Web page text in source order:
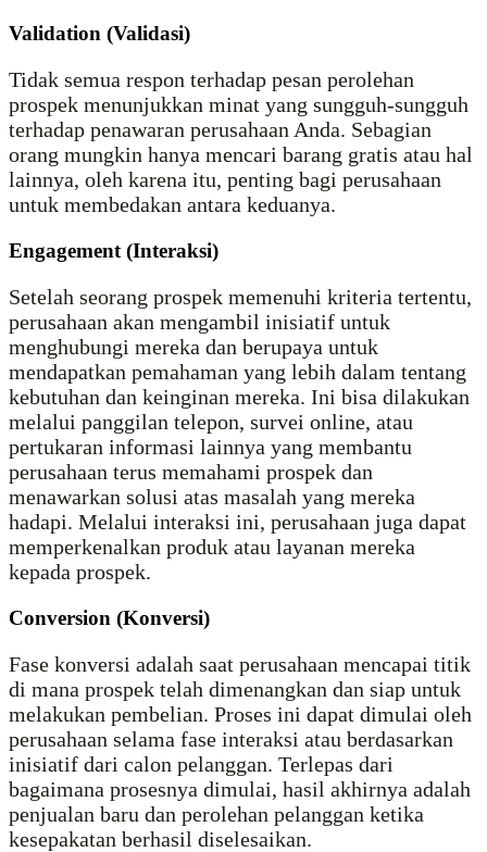
Validation (Validasi)
Tidak semua respon terhadap pesan perolehan
prospek menunjukkan minat yang sungguh-sungguh
terhadap penawaran perusahaan Anda. Sebagian
orang mungkin hanya mencari barang gratis atau hal
lainnya, oleh karena itu, penting bagi perusahaan
untuk membedakan antara keduanya.
Engagement (Interaksi)
Setelah seorang prospek memenuhi kriteria tertentu,
perusahaan akan mengambil inisiatif untuk
menghubungi mereka dan berupaya untuk
mendapatkan pemahaman yang lebih dalam tentang
kebutuhan dan keinginan mereka. Ini bisa dilakukan
melalui panggilan telepon, survei online, atau
pertukaran informasi lainnya yang membantu
perusahaan terus memahami prospek dan
menawarkan solusi atas masalah yang mereka
hadapi. Melalui interaksi ini, perusahaan juga dapat
memperkenalkan produk atau layanan mereka
kepada prospek.
Conversion (Konversi)
Fase konversi adalah saat perusahaan mencapai titik
di mana prospek telah dimenangkan dan siap untuk
melakukan pembelian. Proses ini dapat dimulai oleh
perusahaan selama fase interaksi atau berdasarkan
inisiatif dari calon pelanggan. Terlepas dari
bagaimana prosesnya dimulai, hasil akhirnya adalah
penjualan baru dan perolehan pelanggan ketika
kesepakatan berhasil diselesaikan.